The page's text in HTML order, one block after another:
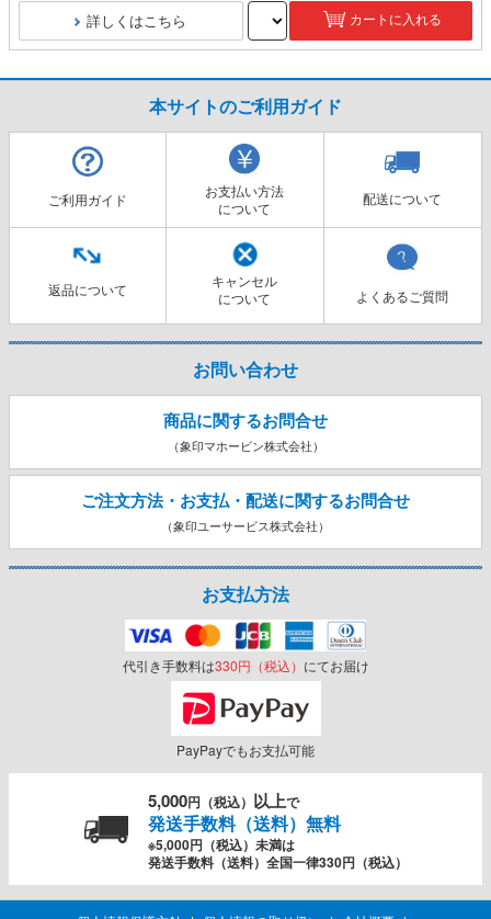
詳しくはこちら カートに入れる
本サイトのご利用ガイド
ご利用ガイド
お支払い方法
について
配送について
返品について
キャンセル
について
よくあるご質問
お問い合わせ
商品に関するお問合せ
（象印マホービン株式会社）
ご注文方法・お支払・配送に関するお問合せ
（象印ユーサービス株式会社）
お支払方法
代引き手数料は330円（税込） にてお届け
PayPayでもお支払可能
5,000円（税込） 以上で
発送手数料（送料）無料
※5,000円（税込）未満は
発送手数料（送料）全国一律330円（税込）